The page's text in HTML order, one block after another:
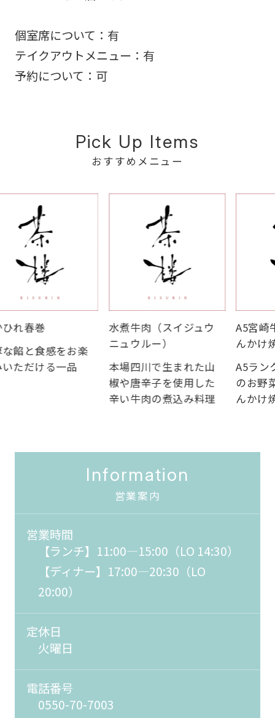
個室席について：有
テイクアウトメニュー：有
予約について：可
Pick Up Items
おすすめメニュー
巻
食感をお楽
ける一品
水煮牛肉（スイジュウ
ニュウルー）
本場四川で生まれた山
椒や唐辛子を使用した
辛い牛肉の煮込み料理
A5宮崎牛と
んかけ焼きそ
A5ランクの
のお野菜をつ
んかけ焼きそ
Information
営業案内
営業時間
【ランチ】11:00―15:00（LO 14:30）
【ディナー】17:00―20:30（LO
20:00）
定休日
火曜日
電話番号
0550-70-7003